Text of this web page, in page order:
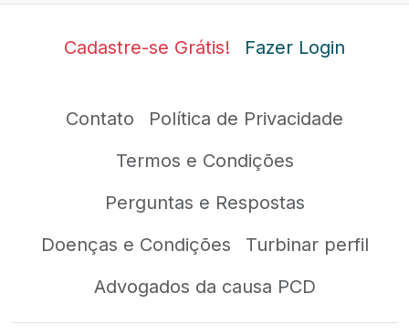
Cadastre-se Grátis! Fazer Login
Contato
Política de Privacidade
Termos e Condições
Perguntas e Respostas
Doenças e Condições
Turbinar perfil
Advogados da causa PCD